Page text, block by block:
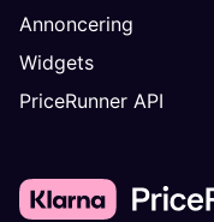
Annoncering
Widgets
PriceRunner API